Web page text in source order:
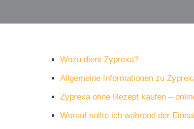
Wozu dient Zyprexa?
Allgemeine Informationen zu
Zyprexa ohne Rezept kaufen –
Worauf sollte ich während der